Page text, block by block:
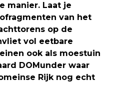
manier. Laat je
van het
op de
vol eetbare
ook als moestuin
DOMunder waar
Rijk nog echt